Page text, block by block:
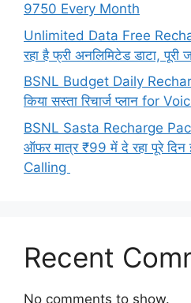
9750 Every Month
Unlimited Data Free
रहा है फ्री अनलिमिटेड डाटा, पूरी
BSNL Budget Daily
किया सस्ता रिचार्ज प्लान for
BSNL Sasta Recharge
ऑफर मात्र ₹99 में दे रहा पूरे
Calling
Recent
No comments to show.